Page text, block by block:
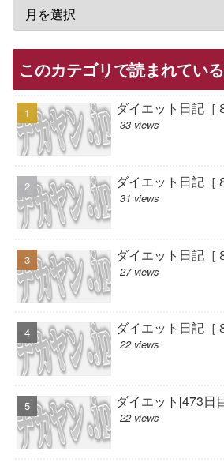
このカテゴリで読まれてい
ダイエット日記［
33 views
ダイエット日記［
31 views
ダイエット日記［
27 views
ダイエット日記［
22 views
ダイエット[473日
22 views